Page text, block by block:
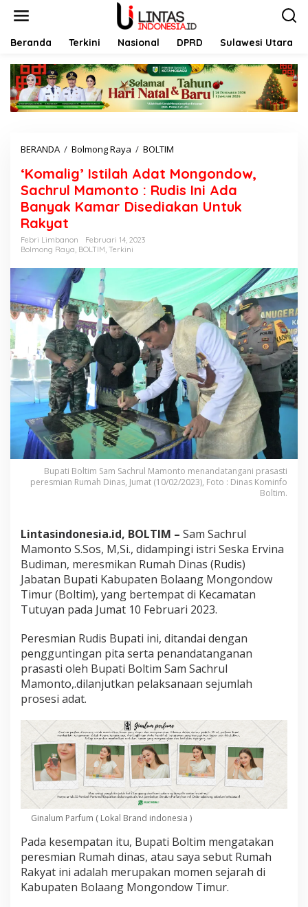
Beranda Terkini Nasional DPRD Sulawesi Utara
BERANDA / Bolmong Raya / BOLTIM
o
m
a
l
s
t
i
a
h
A
d
a
t
M
o
n
g
o
n
d
o
a
c
h
r
u
l
M
o
n
t
o
u
d
i
s
n
i
d
B
a
y
a
‘Komalig’ Istilah Adat Mongondow,
Sachrul Mamonto : Rudis Ini Ada
Banyak Kamar Disediakan Untuk
Rakyat
Febri Limbanon
Februari 14, 2023
Bolmong Raya BOLTIM Terkini
Bupati Boltim Sam Sachrul Mamonto menandatangani prasasti
peresmian Rumah Dinas, Jumat (10/02/2023), Foto : Dinas Kominfo
Boltim.
Lintasindonesia.id, BOLTIM – Sam Sachrul
Mamonto S.Sos, M,Si., didampingi istri Seska Ervina
Budiman, meresmikan Rumah Dinas (Rudis)
Jabatan Bupati Kabupaten Bolaang Mongondow
Timur (Boltim), yang bertempat di Kecamatan
Tutuyan pada Jumat 10 Februari 2023.
Peresmian Rudis Bupati ini, ditandai dengan
pengguntingan pita serta penandatanganan
prasasti oleh Bupati Boltim Sam Sachrul
Mamonto,.dilanjutkan pelaksanaan sejumlah
prosesi adat.
Ginalum Parfum ( Lokal Brand indonesia )
Pada kesempatan itu, Bupati Boltim mengatakan
peresmian Rumah dinas, atau saya sebut Rumah
Rakyat ini adalah merupakan momen sejarah di
Kabupaten Bolaang Mongondow Timur.